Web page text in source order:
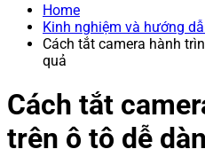
Home
Kinh nghiệm và hướng
Cách tắt camera hành
quả
Cách tắt
trên ô tô dễ